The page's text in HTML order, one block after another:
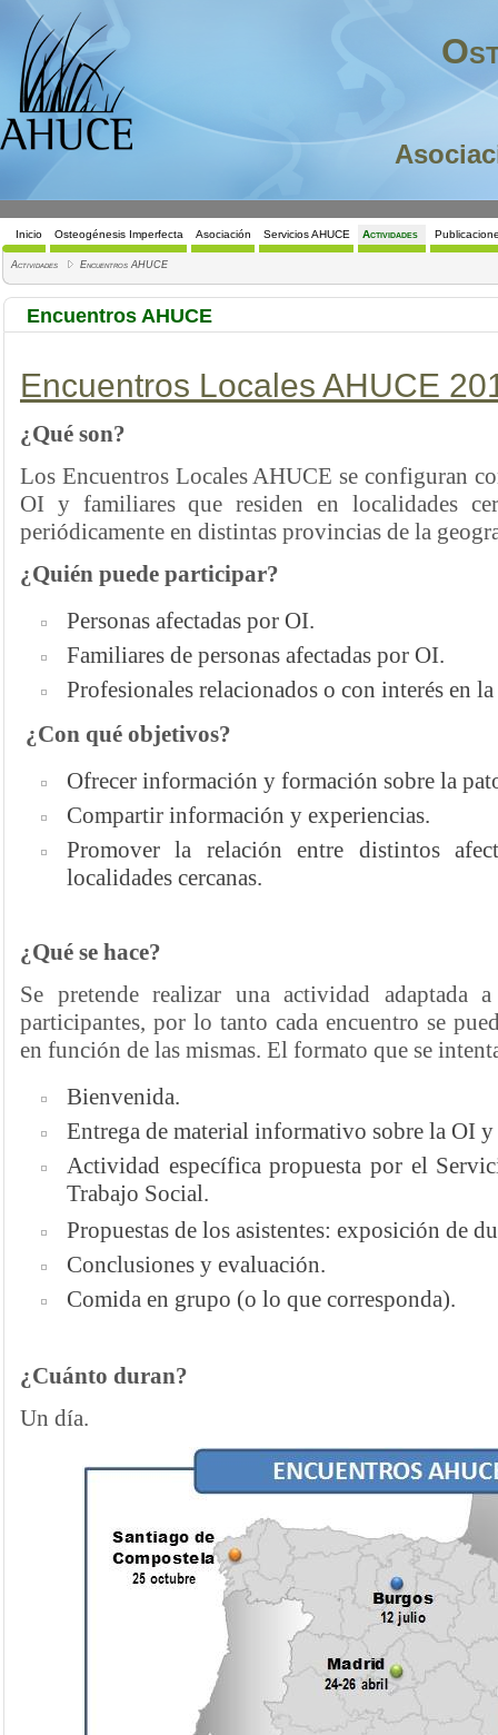
Inicio Osteogénesis Imperfecta Asociación Servicios AHUCE Actividades
Actividades Encuentros AHUCE
Encuentros AHUCE
Encuentros Locales AHUCE
¿Qué son?
Los Encuentros Locales AHUCE se configuran
OI y familiares que residen en localidades
periódicamente en distintas provincias de la
¿Quién puede participar?
Personas afectadas por OI.
Familiares de personas afectadas por OI.
Profesionales relacionados o con interés en
¿Con qué objetivos?
Ofrecer información y formación sobre la
Compartir información y experiencias.
Promover la relación entre distintos
localidades cercanas.
¿Qué se hace?
Se pretende realizar una actividad adaptada
participantes, por lo tanto cada encuentro se
en función de las mismas. El formato que se
Bienvenida.
Entrega de material informativo sobre la OI
Actividad específica propuesta por el
Trabajo Social.
Propuestas de los asistentes: exposición de
Conclusiones y evaluación.
Comida en grupo (o lo que corresponda).
¿Cuánto duran?
Un día.